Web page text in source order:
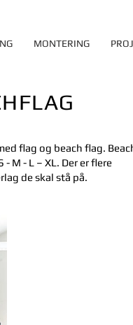
MONTERING
flag og beach flag.
M - L – XL. Der er flere
de skal stå på.